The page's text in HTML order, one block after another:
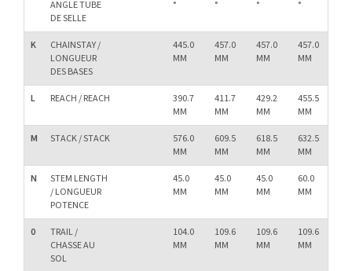
ANGLE TUBE
DE SELLE
°
°
°
°
K
CHAINSTAY /
LONGUEUR
DES BASES
445.0
MM
457.0
MM
457.0
MM
457.0
MM
L REACH / REACH
390.7
MM
411.7
MM
429.2
MM
455.5
MM
M
STACK / STACK
576.0
MM
609.5
MM
618.5
MM
632.5
MM
N
STEM LENGTH
/ LONGUEUR
POTENCE
45.0
MM
45.0
MM
45.0
MM
60.0
MM
0
TRAIL /
CHASSE AU
SOL
104.0
MM
109.6
MM
109.6
MM
109.6
MM